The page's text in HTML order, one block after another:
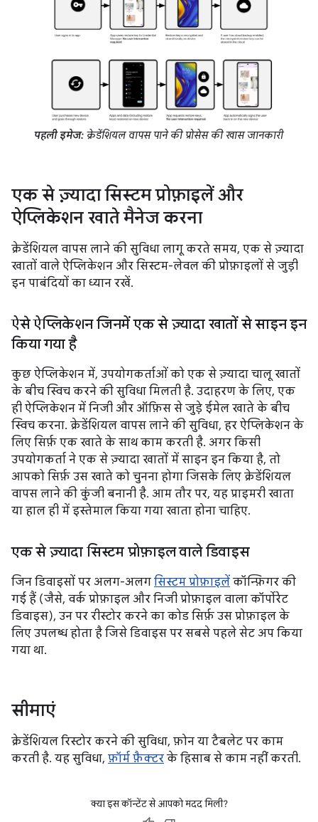
पहली इमेज:क्रेडेंशियल वापस पाने की प्रोसेस की खास जानकारी
एक से ज़्यादा सिस्टम प्रोफ़ाइलें और
ऐप्लिकेशन खाते मैनेज करना
क्रेडेंशियल वापस लाने की सुविधा लागू करते समय, एक से ज़्यादा
खातों वाले ऐप्लिकेशन और सिस्टम-लेवल की प्रोफ़ाइलों से जुड़ी
इन पाबंदियों का ध्यान रखें.
ऐसे ऐप्लिकेशन जिनमें एक से ज़्यादा खातों से साइन इन
किया गया है
कुछ ऐप्लिकेशन में, उपयोगकर्ताओं को एक से ज़्यादा चालू खातों
के बीच स्विच करने की सुविधा मिलती है. उदाहरण के लिए, एक
ही ऐप्लिकेशन में निजी और ऑफ़िस से जुड़े ईमेल खाते के बीच
स्विच करना. क्रेडेंशियल वापस लाने की सुविधा, हर ऐप्लिकेशन के
लिए सिर्फ़ एक खाते के साथ काम करती है. अगर किसी
उपयोगकर्ता ने एक से ज़्यादा खातों में साइन इन किया है, तो
आपको सिर्फ़ उस खाते को चुनना होगा जिसके लिए क्रेडेंशियल
वापस लाने की कुंजी बनानी है. आम तौर पर, यह प्राइमरी खाता
या हाल ही में इस्तेमाल किया गया खाता होना चाहिए.
एक से ज़्यादा सिस्टम प्रोफ़ाइल वाले डिवाइस
जिन डिवाइसों पर अलग-अलग सिस्टम प्रोफ़ाइलें कॉन्फ़िगर की
गई हैं (जैसे, वर्क प्रोफ़ाइल और निजी प्रोफ़ाइल वाला कॉर्पोरेट
डिवाइस), उन पर रीस्टोर करने का कोड सिर्फ़ उस प्रोफ़ाइल के
लिए उपलब्ध होता है जिसे डिवाइस पर सबसे पहले सेट अप किया
गया था.
सीमाएं
क्रेडेंशियल रिस्टोर करने की सुविधा, फ़ोन या टैबलेट पर काम
करती है. यह सुविधा, फ़ॉर्म फ़ैक्टर के हिसाब से काम नहीं करती.
क्या इस कॉन्टेंट से आपको मदद मिली?